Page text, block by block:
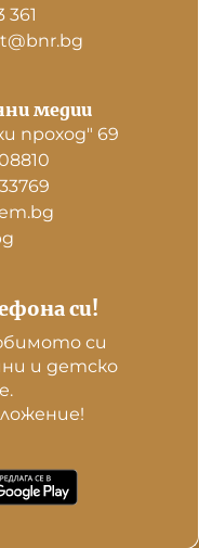
361
си!
си
и детско
медии
проход" 69